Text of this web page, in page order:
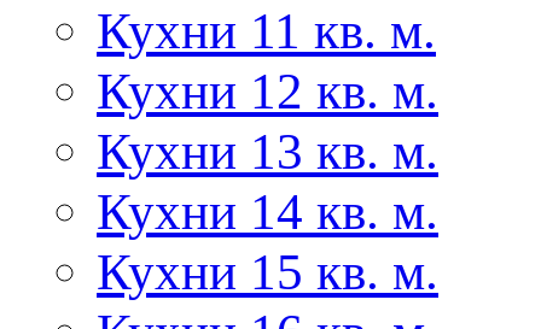
Кухни 11 кв. м.
Кухни 12 кв. м.
Кухни 13 кв. м.
Кухни 14 кв. м.
Кухни 15 кв. м.